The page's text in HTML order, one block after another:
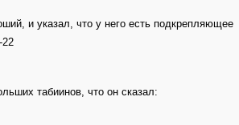
и указал, что у него есть подкрепляющее
табиинов, что он сказал: